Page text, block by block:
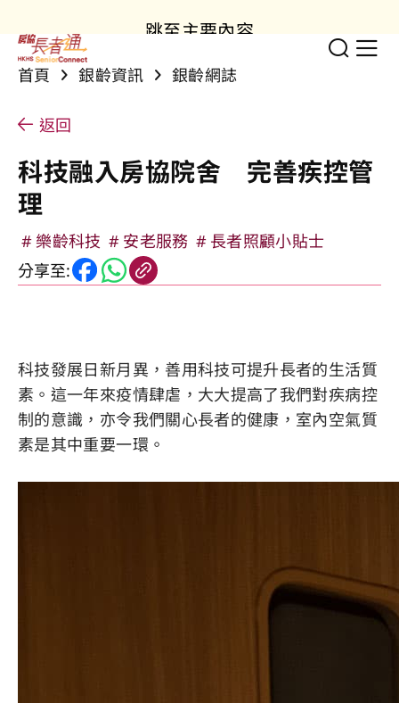
跳至主要內容
切換
顯
首頁 銀齡資訊 銀齡網誌
返回
科技融入房協院舍 完善疾控管
理
樂齡科技 安老服務
長者照顧小貼士
分享至:
科技發展日新月異，善用科技可提升長者的生活質
素。這一年來疫情肆虐，大大提高了我們對疾病控
制的意識，亦令我們關心長者的健康，室內空氣質
素是其中重要一環。